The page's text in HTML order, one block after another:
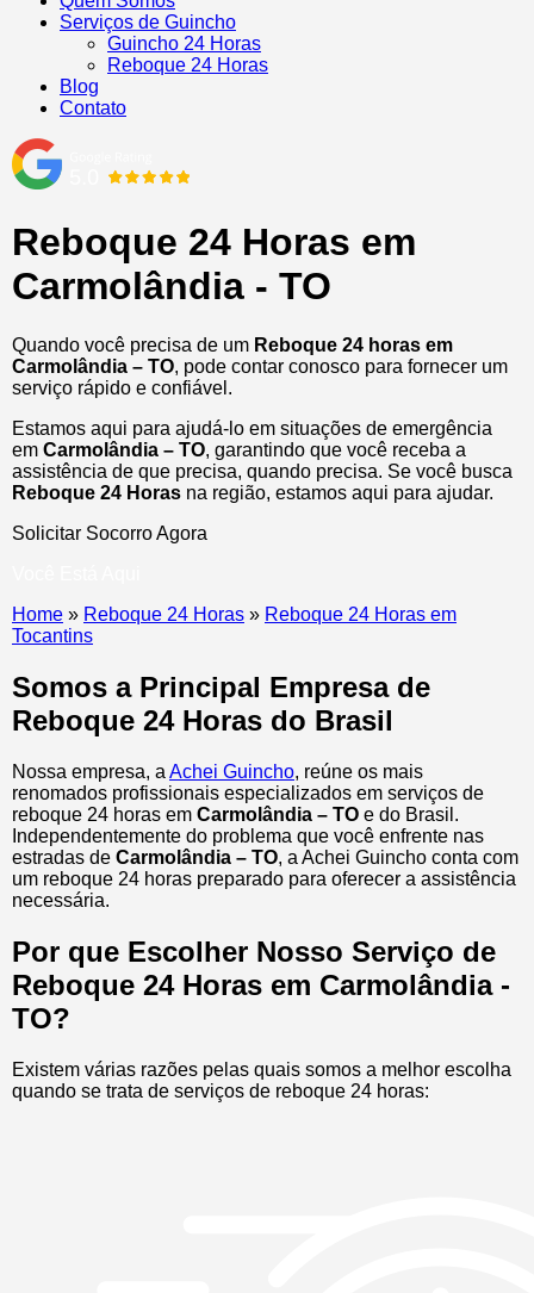
Serviços de Guincho
Guincho 24 Horas
Reboque 24 Horas
Blog
Contato
Reboque 24 Horas em
Carmolândia - TO
Quando você precisa de um Reboque 24 horas em
Carmolândia – TO, pode contar conosco para fornecer um
serviço rápido e confiável.
Estamos aqui para ajudá-lo em situações de emergência
em Carmolândia – TO, garantindo que você receba a
assistência de que precisa, quando precisa. Se você busca
Reboque 24 Horas na região, estamos aqui para ajudar.
Solicitar Socorro Agora
Home » Reboque 24 Horas » Reboque 24 Horas em
Tocantins
Somos a Principal Empresa de
Reboque 24 Horas do Brasil
Nossa empresa, a Achei Guincho, reúne os mais
renomados profissionais especializados em serviços de
reboque 24 horas em Carmolândia – TO e do Brasil .
Independentemente do problema que você enfrente nas
estradas de Carmolândia – TO, a Achei Guincho conta com
um reboque 24 horas preparado para oferecer a assistência
necessária.
Por que Escolher Nosso Serviço de
Reboque 24 Horas em Carmolândia -
TO?
Existem várias razões pelas quais somos a melhor escolha
quando se trata de serviços de reboque 24 horas: